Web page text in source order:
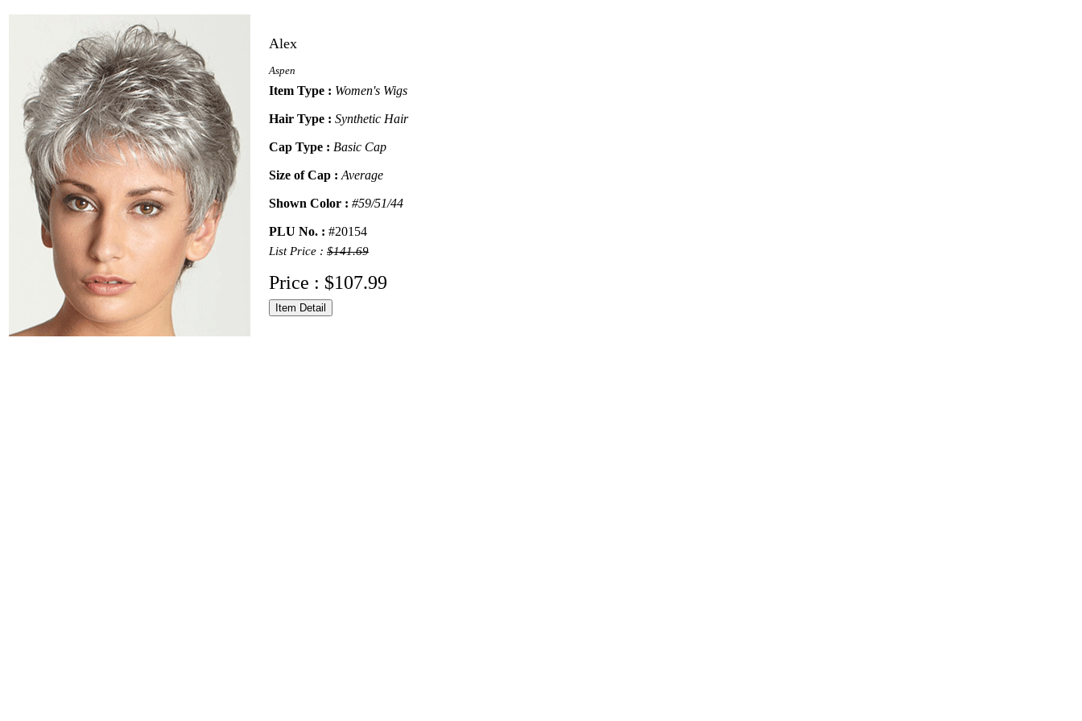
Alex
Aspen
Item Type : Women's Wigs
Hair Type : Synthetic Hair
Cap Type : Basic Cap
Size of Cap : Average
Shown Color : #59/51/44
PLU No. : #20154
List Price : $141.69
Price : $107.99